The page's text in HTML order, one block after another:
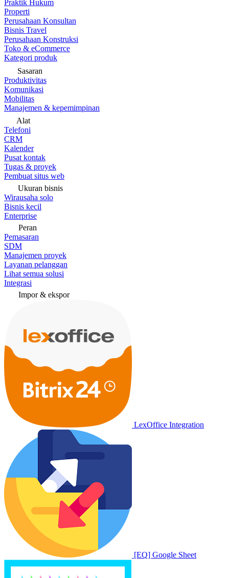
Praktik Hukum
Properti
Perusahaan Konsultan
Bisnis Travel
Perusahaan Konstruksi
Toko & eCommerce
Kategori produk
Sasaran
Produktivitas
Komunikasi
Mobilitas
Manajemen & kepemimpinan
Alat
Telefoni
CRM
Kalender
Pusat kontak
Tugas & proyek
Pembuat situs web
Ukuran bisnis
Wirausaha solo
Bisnis kecil
Enterprise
Peran
Pemasaran
SDM
Manajemen proyek
Layanan pelanggan
Lihat semua solusi
Integrasi
Impor & ekspor
LexOffice Integration
[EQ] Google Sheet